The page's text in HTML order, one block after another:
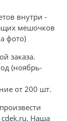
внутри -
мешочков
фото)
заказа.
(ноябрь-
от 200 шт.
cdek.ru. Наша